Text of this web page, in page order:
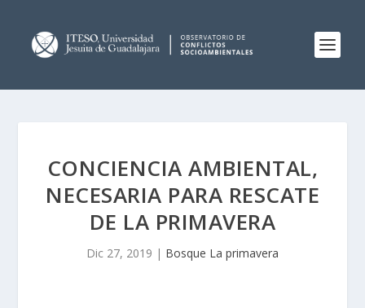
CONCIENCIA AMBIENTAL,
NECESARIA PARA RESCATE
DE LA PRIMAVERA
Dic 27, 2019 | Bosque La primavera